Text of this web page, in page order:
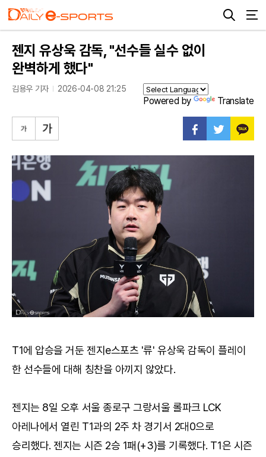
젠지 유상욱 감독, "선수들 실수 없이
완벽하게 했다"
김용우 기자 2026-04-08 21:25
Powered by Translate
T1에 압승을 거둔 젠지e스포츠 '류' 유상욱 감독이 플레이
한 선수들에 대해 칭찬을 아끼지 않았다.
젠지는 8일 오후 서울 종로구 그랑서울 롤파크 LCK
아레나에서 열린 T1과의 2주 차 경기서 2대0으로
승리했다. 젠지는 시즌 2승 1패(+3)를 기록했다. T1은 시즌